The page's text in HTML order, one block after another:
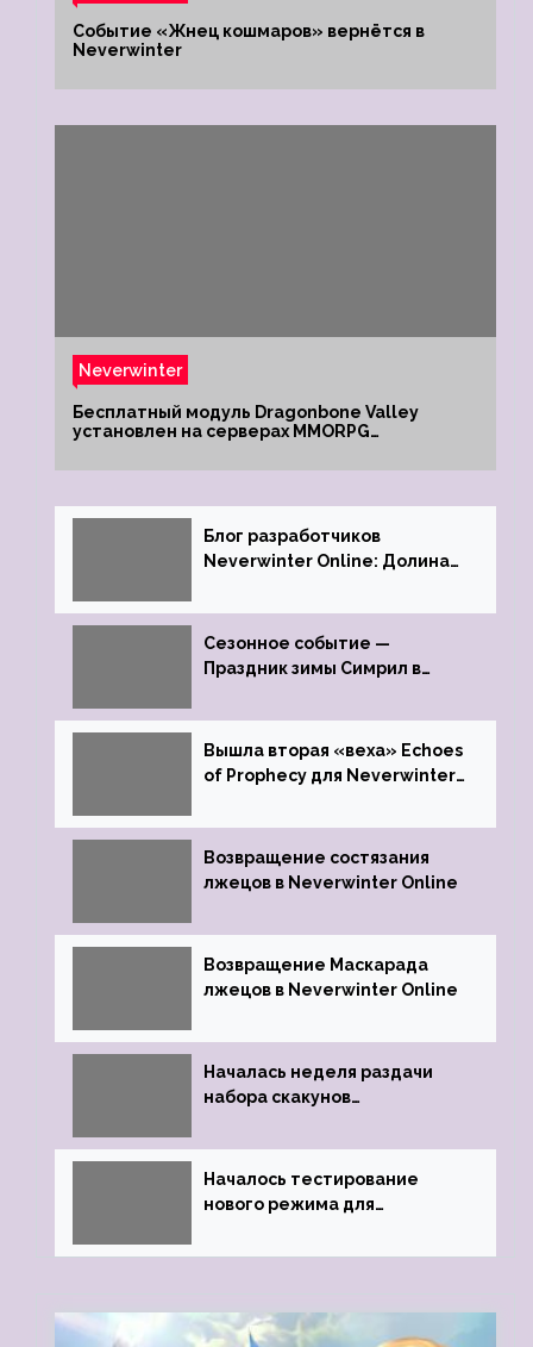
Событие «Жнец кошмаров» вернётся в
Neverwinter
Neverwinter
Бесплатный модуль Dragonbone Valley
установлен на серверах MMORPG
Блог разработчиков
Neverwinter Online: Долина
Сезонное событие —
Праздник зимы Симрил в
Вышла вторая «веха» Echoes
of Prophecy для Neverwinter
Возвращение состязания
лжецов в Neverwinter Online
Возвращение Маскарада
лжецов в Neverwinter Online
Началась неделя раздачи
набора скакунов
Началось тестирование
нового режима для
online